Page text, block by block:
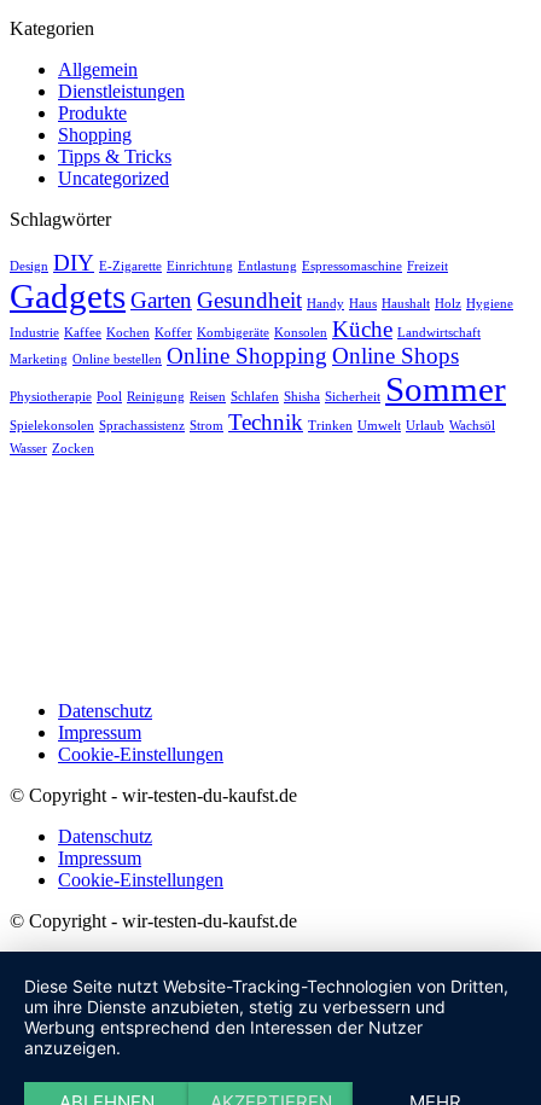
Kategorien
Allgemein
Dienstleistungen
Produkte
Shopping
Tipps & Tricks
Uncategorized
Schlagwörter
Design DIY E-Zigarette Einrichtung Entlastung Espressomaschine Freizeit
GadgetsGartenGesundheit Handy Haus Haushalt Holz Hygiene
Industrie Kaffee Kochen Koffer Kombigeräte Konsolen Küche Landwirtschaft
Marketing Online bestellen Online Shopping Online Shops
Physiotherapie Pool Reinigung Reisen Schlafen Shisha Sicherheit Sommer
Spielekonsolen Sprachassistenz Strom Technik Trinken Umwelt Urlaub Wachsöl
Wasser Zocken
Datenschutz
Impressum
Cookie-Einstellungen
© Copyright - wir-testen-du-kaufst.de
Datenschutz
Impressum
Cookie-Einstellungen
© Copyright - wir-testen-du-kaufst.de
Diese Seite nutzt Website-Tracking-Technologien von Dritten,
um ihre Dienste anzubieten, stetig zu verbessern und
Werbung entsprechend den Interessen der Nutzer
anzuzeigen.